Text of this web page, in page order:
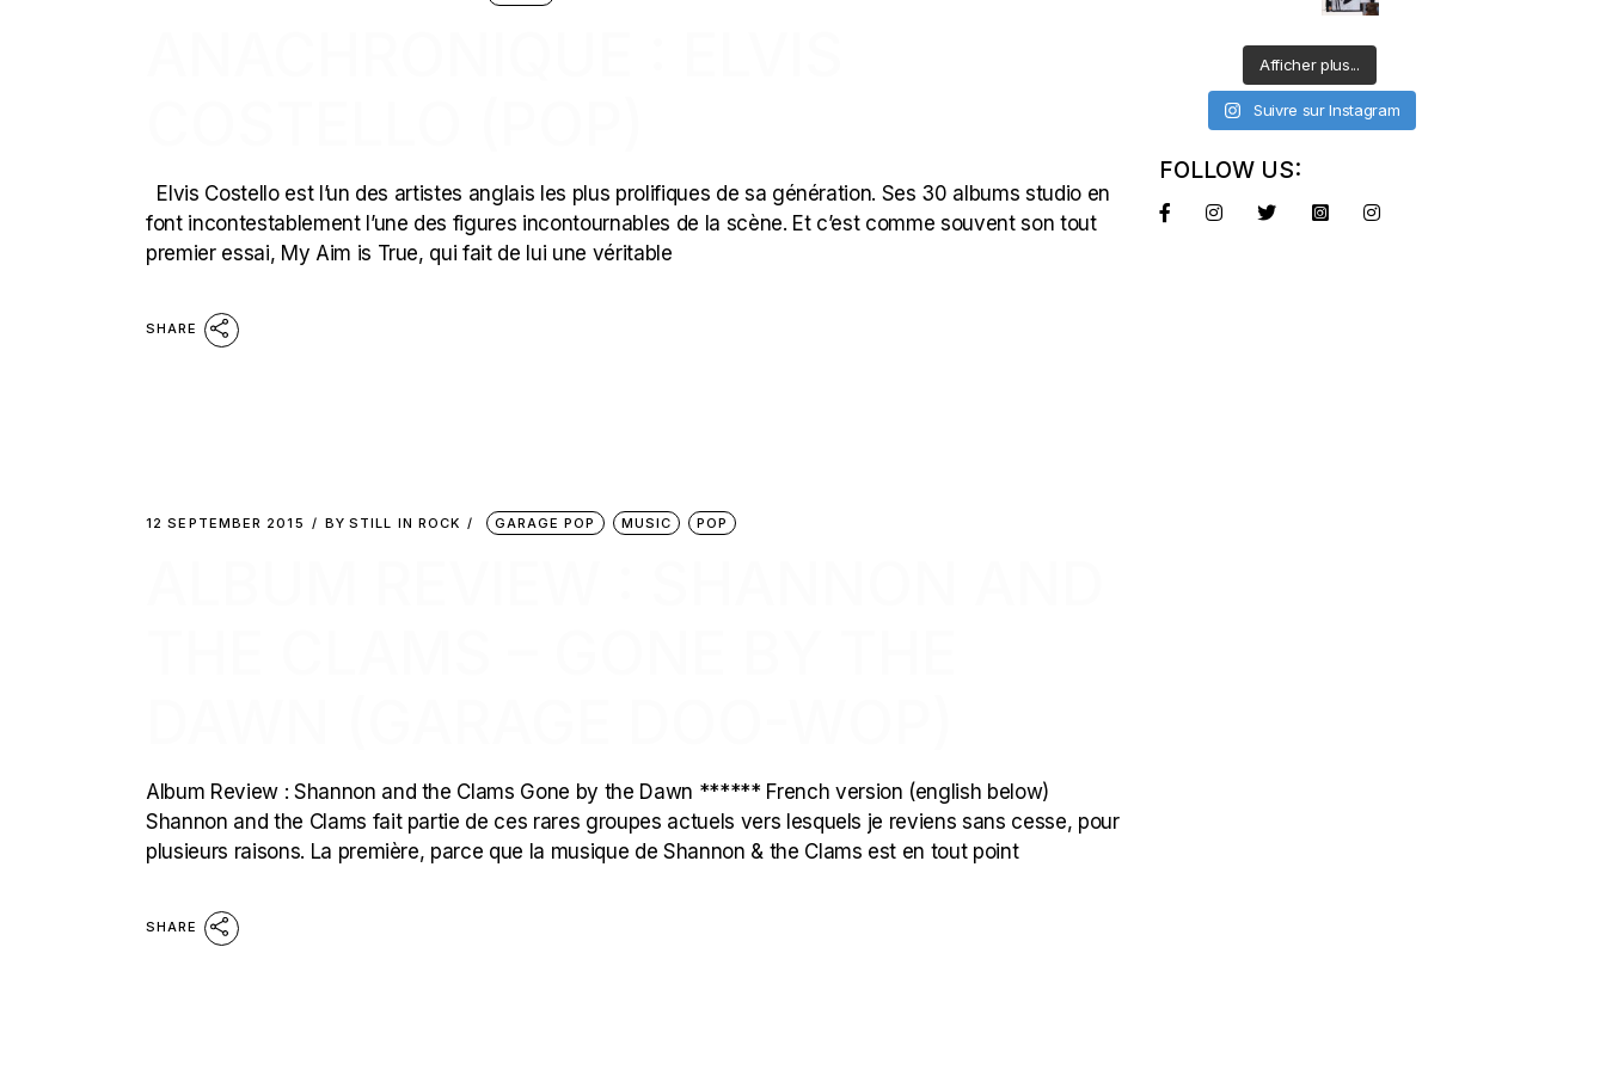
Elvis Costello est l’un des artistes anglais les plus prolifiques de sa génération. Ses 30 albums studio en
font incontestablement l’une des figures incontournables de la scène. Et c’est comme souvent son tout
premier essai, My Aim is True, qui fait de lui une véritable
SHARE
12 SEPTEMBER 2015 BY STILL IN ROCK GARAGE POP MUSIC POP
Album Review : Shannon and the Clams Gone by the Dawn ****** French version (english below)
Shannon and the Clams fait partie de ces rares groupes actuels vers lesquels je reviens sans cesse, pour
plusieurs raisons. La première, parce que la musique de Shannon & the Clams est en tout point
SHARE
Afficher plus...
Suivre sur Instagram
FOLLOW US: